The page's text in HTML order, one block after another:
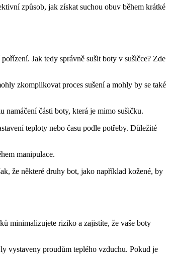
způsob,​ jak ‌získat suchou obuv⁤ během krátké
Jak tedy⁢ správně sušit boty v sušičce? Zde
zkomplikovat proces sušení a mohly by se⁢ také
namáčení části boty, která je mimo sušičku.
teploty nebo času podle potřeby. Důležité​
manipulace.
že některé druhy bot, jako například kožené, by
minimalizujete riziko a zajistíte, ‍že vaše boty⁢
vystaveny proudům teplého vzduchu. Pokud je